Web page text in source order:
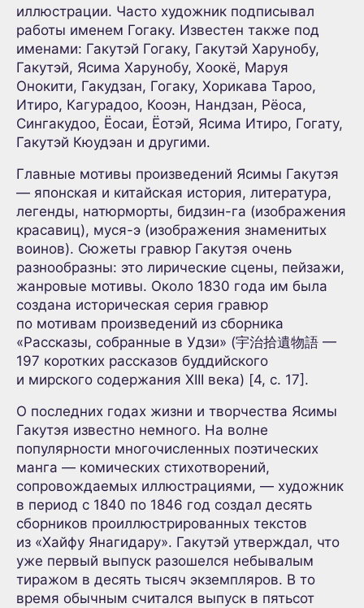
иллюстрации. Часто художник подписывал
работы именем Гогаку. Известен также под
именами: Гакутэй Гогаку, Гакутэй Харунобу,
Гакутэй, Ясима Харунобу, Хоокё, Маруя
Онокити, Гакудзан, Гогаку, Хорикава Тароо,
Итиро, Кагурадоо, Кооэн, Нандзан, Рёоса,
Сингакудоо, Ёосаи, Ёотэй, Ясима Итиро, Гогату,
Гакутэй Кюудэан и другими.
Главные мотивы произведений Ясимы Гакутэя
— японская и китайская история, литература,
легенды, натюрморты, бидзин-га (изображения
красавиц), муся-э (изображения знаменитых
воинов). Сюжеты гравюр Гакутэя очень
разнообразны: это лирические сцены, пейзажи,
жанровые мотивы. Около 1830 года им была
создана историческая серия гравюр
по мотивам произведений из сборника
«Рассказы, собранные в Удзи» (宇治拾遺物語 —
197 коротких рассказов буддийского
и мирского содержания XIII века) [4, с. 17].
О последних годах жизни и творчества Ясимы
Гакутэя известно немного. На волне
популярности многочисленных поэтических
манга — комических стихотворений,
сопровождаемых иллюстрациями, — художник
в период с 1840 по 1846 год создал десять
сборников проиллюстрированных текстов
из «Хайфу Янагидару». Гакутэй утверждал, что
уже первый выпуск разошелся небывалым
тиражом в десять тысяч экземпляров. В то
время обычным считался выпуск в пятьсот